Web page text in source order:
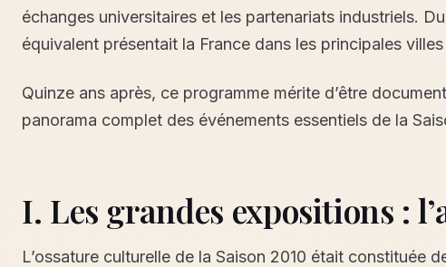
échanges universitaires et les partenariats industriels.
équivalent présentait la France dans les principales villes
Quinze ans après, ce programme mérite d’être
panorama complet des événements essentiels de la
I. Les grandes expositions :
L’ossature culturelle de la Saison 2010 était constituée